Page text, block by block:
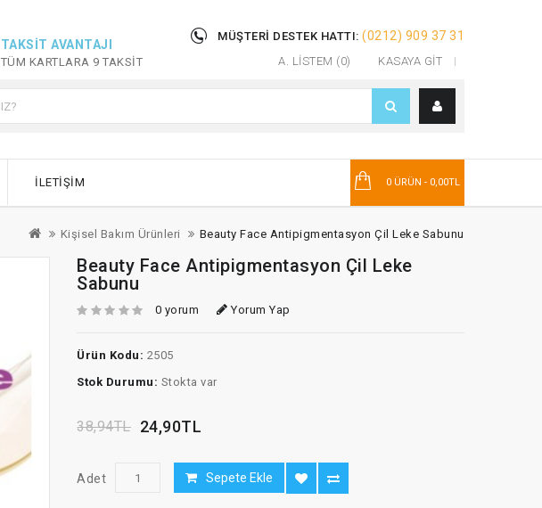
MÜŞTERI DESTEK HATTI:
TAKSIT AVANTAJI
TÜM KARTLARA 9 TAKSIT
(0212) 909 37 31
A. LISTEM (0) KASAYA GIT
İLETIŞIM 0 ÜRÜN - 0,00TL
Kişisel Bakım Ürünleri Beauty Face Antipigmentasyon Çil Leke Sabunu
Beauty Face Antipigmentasyon Çil Leke
Sabunu
0 yorum Yorum Yap
Ürün Kodu: 2505
Stok Durumu: Stokta var
38,94TL 24,90TL
Adet Sepete Ekle